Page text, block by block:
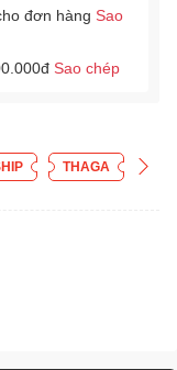
đơn hàng Sao
Sao chép
THAGA